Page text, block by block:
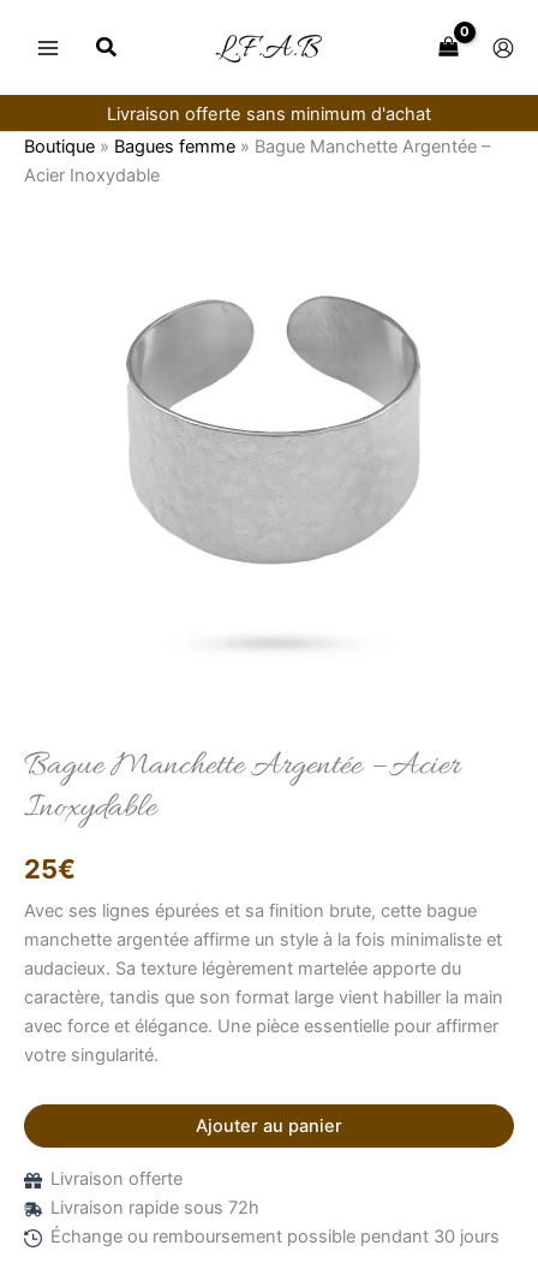
Livraison offerte sans minimum d'achat
Boutique » Bagues femme » Bague Manchette Argentée –
Acier Inoxydable
Bague Manchette Argentée – Acier
Inoxydable
25€
Avec ses lignes épurées et sa finition brute, cette bague
manchette argentée affirme un style à la fois minimaliste et
audacieux. Sa texture légèrement martelée apporte du
caractère, tandis que son format large vient habiller la main
avec force et élégance. Une pièce essentielle pour affirmer
votre singularité.
Ajouter au panier
Livraison offerte
Livraison rapide sous 72h
Échange ou remboursement possible pendant 30 jours
Elise Conseillère LFAB
Bonjour, je suis Élise, votre conseillère virtuelle.